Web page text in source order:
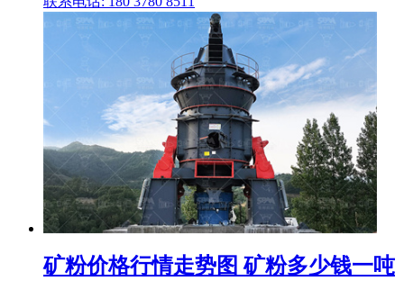
矿粉价格行情走势图 矿粉多少钱一吨